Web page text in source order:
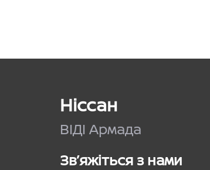
Ніссан
ВІДІ Армада
Зв’яжіться з нами